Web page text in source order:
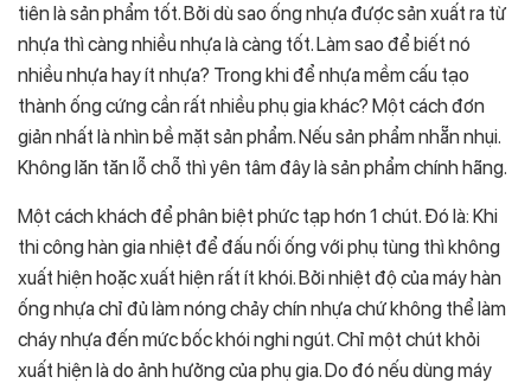
tiên là sản phẩm tốt. Bởi dù sao ống nhựa được sản xuất ra từ
nhựa thì càng nhiều nhựa là càng tốt. Làm sao để biết nó
nhiều nhựa hay ít nhựa? Trong khi để nhựa mềm cấu tạo
thành ống cứng cần rất nhiều phụ gia khác? Một cách đơn
giản nhất là nhìn bề mặt sản phẩm. Nếu sản phẩm nhẵn nhụi.
Không lăn tăn lỗ chỗ thì yên tâm đây là sản phẩm chính hãng.
Một cách khách để phân biệt phức tạp hơn 1 chút. Đó là: Khi
thi công hàn gia nhiệt để đấu nối ống với phụ tùng thì không
xuất hiện hoặc xuất hiện rất ít khói. Bởi nhiệt độ của máy hàn
ống nhựa chỉ đủ làm nóng chảy chín nhựa chứ không thể làm
cháy nhựa đến mức bốc khói nghi ngút. Chỉ một chút khỏi
xuất hiện là do ảnh hưởng của phụ gia. Do đó nếu dùng máy